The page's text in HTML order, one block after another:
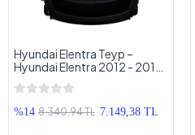
Hyundai Elentra Teyp –
Hyundai Elentra 2012 - 2014
Oem Android Multimedya –
Hyundai Elentra Android
Double Teyp
%14 8.340,94 TL 7.149,38 TL